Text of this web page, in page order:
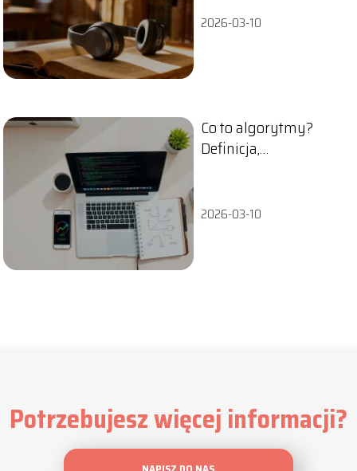
2026-03-10
Co to algorytmy?
Definicja,
codziennym
2026-03-10
Potrzebujesz więcej informacji?